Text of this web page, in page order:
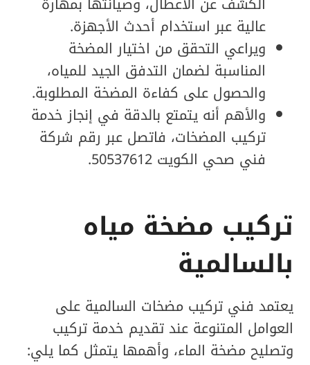
عالية عبر استخدام أحدث الأجهزة.
ويراعي التحقق من اختيار المضخة
المناسبة لضمان التدفق الجيد للمياه،
والحصول على كفاءة المضخة المطلوبة.
والأهم أنه يتمتع بالدقة في إنجاز خدمة
تركيب المضخات، فاتصل عبر رقم شركة
فني صحي الكويت 50537612.
تركيب مضخة مياه
بالسالمية
يعتمد فني تركيب مضخات السالمية على
العوامل المتنوعة عند تقديم خدمة تركيب
وتصليح مضخة الماء، وأهمها يتمثل كما يلي: